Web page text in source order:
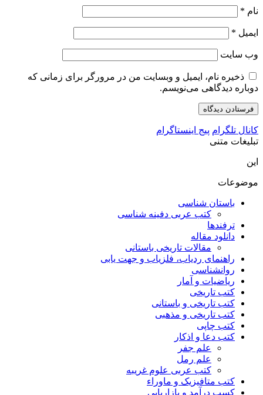
نام *
ایمیل *
وب‌ سایت
ذخیره نام، ایمیل و وبسایت من در مرورگر برای زمانی که
دوباره دیدگاهی می‌نویسم.
کانال تلگرام پیج اینستاگرام
تبلیغات متنی
این
موضوعات
باستان شناسی
کتب عربی دفینه شناسی
ترفندها
دانلود مقاله
مقالات تاریخی باستانی
راهنمای ردیاب، فلزیاب و جهت یابی
روانشناسی
ریاضیات و آمار
کتب تاریخی
کتب تاریخی و باستانی
کتب تاریخی و مذهبی
کتب چاپی
کتب دعا و اذکار
علم جفر
علم رمل
کتب عربی علوم غریبه
کتب متافیزیک و ماوراء
کسب درآمد و بازاریابی